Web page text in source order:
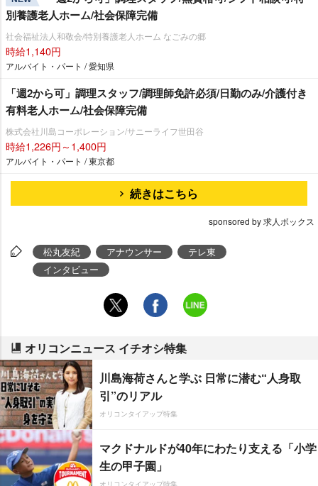
別養護老人ホーム/社会保障完備
社会福祉法人和敬会/特別養護老人ホーム なごみの郷
時給1,140円
アルバイト・パート / 愛知県
「週2から可」調理スタッフ/調理師免許必須/日勤のみ/介護付き
有料老人ホーム/社会保障完備
株式会社川島コーポレーション/サニーライフ世田谷
時給1,226円～1,400円
アルバイト・パート / 東京都
続きはこちら
sponsored by 求人ボックス
松丸友紀 アナウンサー
テレ東
インタビュー
オリコンニュース イチオシ特集
川島海荷さんと学ぶ 日常に潜む“人身取
引”のリアル
オリコンタイアップ特集
マクドナルドが40年にわたり支える「小学
生の甲子園」